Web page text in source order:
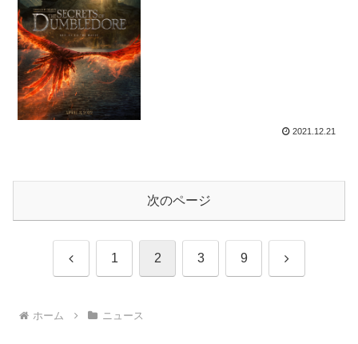
2021.12.21
次のページ
前 1 2 3 9 次
ホーム ニュース